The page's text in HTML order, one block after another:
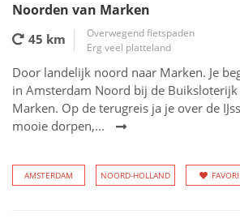
Noorden van Marken
45 km
Overwegend fietspaden
Erg veel platteland
Door landelijk noord naar Marken. Je
in Amsterdam Noord bij de
Marken. Op de terugreis ja je over de
mooie dorpen,...
AMSTERDAM NOORD-HOLLAND